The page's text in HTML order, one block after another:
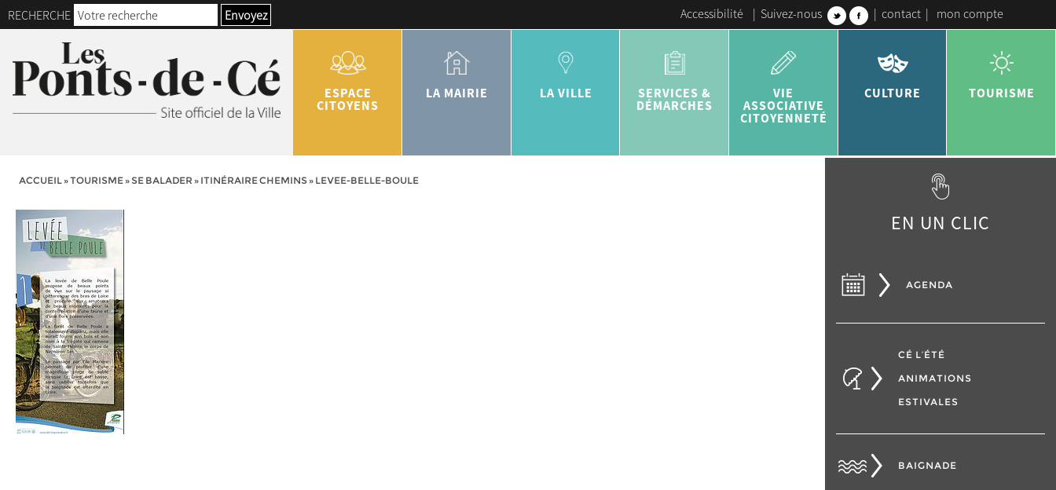
RECHERCHE Envoyez Accessibilité | Suivez-nous | contact | mon compte
ESPACE
CITOYENS
LA MAIRIE LA VILLE
SERVICES &
DÉMARCHES
VIE
ASSOCIATIVE
CITOYENNETÉ
CULTURE TOURISME
ACCUEIL»TOURISME» SE BALADER » ITINÉRAIRE CHEMINS» LEVEE-BELLE-BOULE
EN UN CLIC
AGENDA
CÉ L’ÉTÉ
ANIMATIONS
ESTIVALES
BAIGNADE